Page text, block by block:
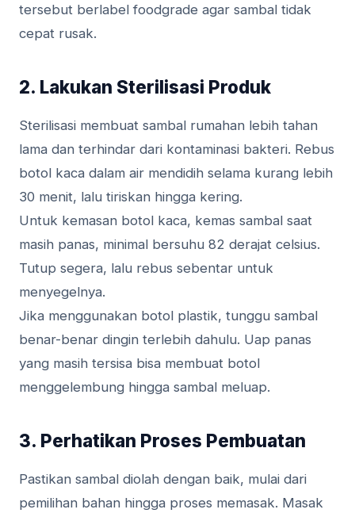
tersebut berlabel foodgrade agar sambal tidak
cepat rusak.
2. Lakukan Sterilisasi Produk
Sterilisasi membuat sambal rumahan lebih tahan
lama dan terhindar dari kontaminasi bakteri. Rebus
botol kaca dalam air mendidih selama kurang lebih
30 menit, lalu tiriskan hingga kering.
Untuk kemasan botol kaca, kemas sambal saat
masih panas, minimal bersuhu 82 derajat celsius.
Tutup segera, lalu rebus sebentar untuk
menyegelnya.
Jika menggunakan botol plastik, tunggu sambal
benar-benar dingin terlebih dahulu. Uap panas
yang masih tersisa bisa membuat botol
menggelembung hingga sambal meluap.
3. Perhatikan Proses Pembuatan
Pastikan sambal diolah dengan baik, mulai dari
pemilihan bahan hingga proses memasak. Masak